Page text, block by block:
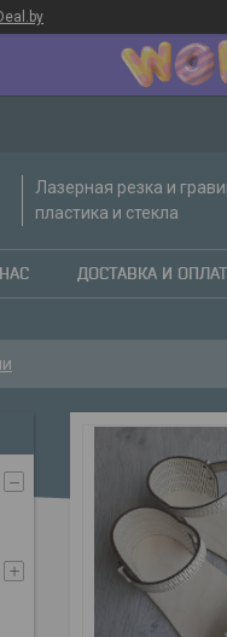
Лазерная резка и
пластика и стекла
ДОСТАВКА И